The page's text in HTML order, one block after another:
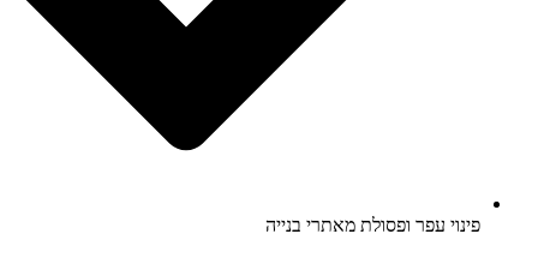
פינוי עפר ופסולת מאתרי בנייה